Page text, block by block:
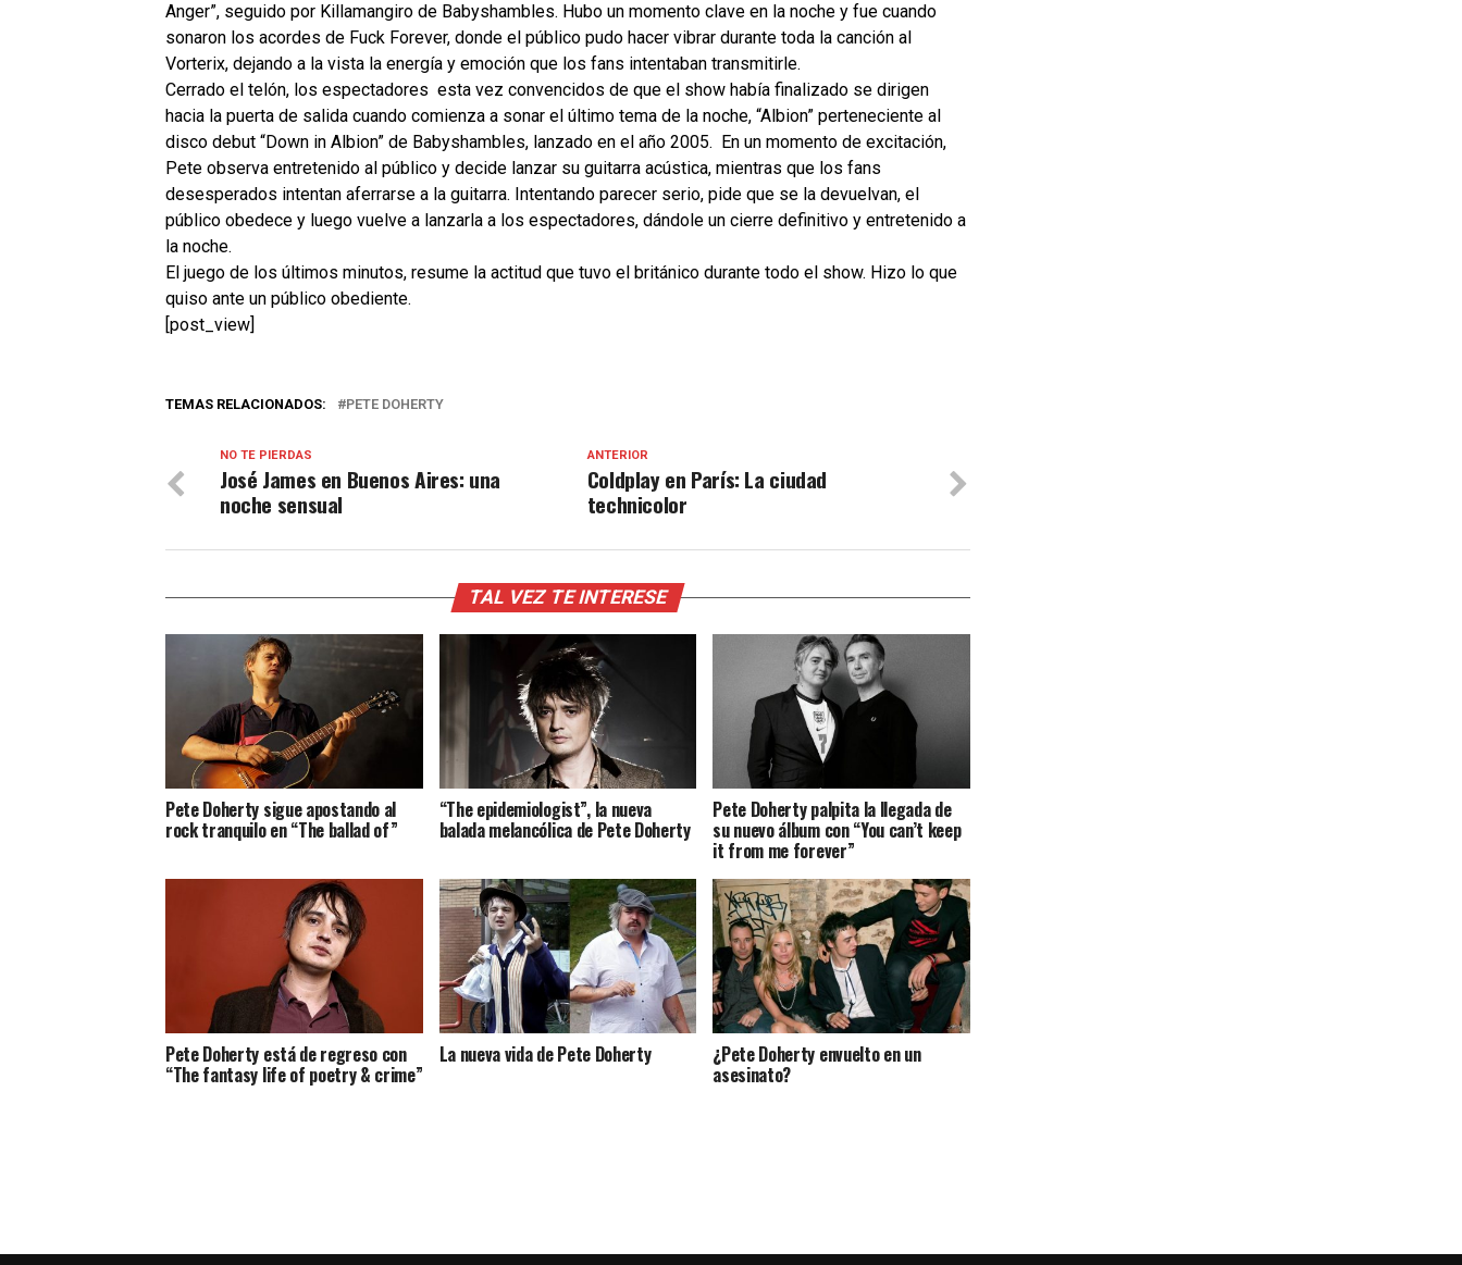
Anger”, seguido por Killamangiro de Babyshambles. Hubo un momento clave en la noche y fue cuando
sonaron los acordes de Fuck Forever, donde el público pudo hacer vibrar durante toda la canción al
Vorterix, dejando a la vista la energía y emoción que los fans intentaban transmitirle.
Cerrado el telón, los espectadores esta vez convencidos de que el show había finalizado se dirigen
hacia la puerta de salida cuando comienza a sonar el último tema de la noche, “Albion” perteneciente al
disco debut “Down in Albion” de Babyshambles, lanzado en el año 2005. En un momento de excitación,
Pete observa entretenido al público y decide lanzar su guitarra acústica, mientras que los fans
desesperados intentan aferrarse a la guitarra. Intentando parecer serio, pide que se la devuelvan, el
público obedece y luego vuelve a lanzarla a los espectadores, dándole un cierre definitivo y entretenido a
la noche.
El juego de los últimos minutos, resume la actitud que tuvo el británico durante todo el show. Hizo lo que
quiso ante un público obediente.
[post_view]
TEMAS RELACIONADOS: PETE DOHERTY
ANTERIOR
Coldplay en París: La ciudad
technicolor
NO TE PIERDAS
José James en Buenos Aires: una
noche sensual
TAL VEZ TE INTERESE
Pete Doherty sigue apostando al
rock tranquilo en “The ballad of”
“The epidemiologist”, la nueva
balada melancólica de Pete Doherty
Pete Doherty palpita la llegada de
su nuevo álbum con “You can’t keep
it from me forever”
Pete Doherty está de regreso con
“The fantasy life of poetry & crime”
La nueva vida de Pete Doherty ¿Pete Doherty envuelto en un
asesinato?